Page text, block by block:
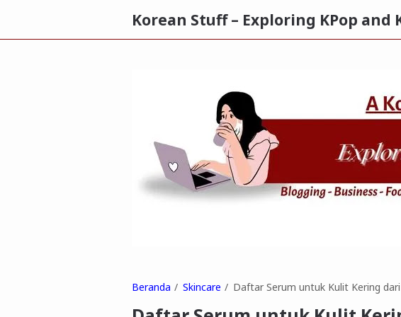
Korean Stuff – Exploring KPop and
Beranda Skincare Daftar Serum untuk Kulit Kering